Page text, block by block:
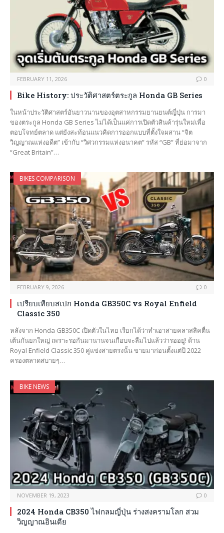
FEBRUARY 11, 2026 0
Bike History: ประวัติศาสตร์ตระกูล Honda GB Series
ในหน้าประวัติศาสตร์อันยาวนานของอุตสาหกรรมยานยนต์ญี่ปุ่น การมา
ของตระกูล Honda GB Series ไม่ได้เป็นแค่การเปิดตัวสินค้ารุ่นใหม่เพื่อ
ตอบโจทย์ตลาด แต่ยังสะท้อนแนวคิดการออกแบบที่ตั้งใจผสาน “จิต
วิญญาณแห่งอดีต” เข้ากับ “วิศวกรรมแห่งอนาคต” รหัส “GB” ที่ย่อมาจาก
“Great Britain”…
BIKES COMPARISON
FEBRUARY 9, 2026 0
เปรียบเทียบสเปก Honda GB350C vs Royal Enfield
Classic 350
หลังจาก Honda GB350C เปิดตัวในไทย เรียกได้ว่าทำเอาสายคลาสสิคตื่น
เต้นกันยกใหญ่ เพราะรอกันมานานจนเกือบจะลืมไปแล้วว่ารออยู่! ด้าน
Royal Enfield Classic 350 คู่แข่งสายตรงนั้น ขายมาก่อนตั้งแต่ปี 2022
ครองตลาดสบายๆ…
BIKE NEWS
NOVEMBER 19, 2023 0
2024 Honda CB350 ไฟกลมญี่ปุ่น ร่างสงครามโลก สวม
วิญญาณอินเดีย